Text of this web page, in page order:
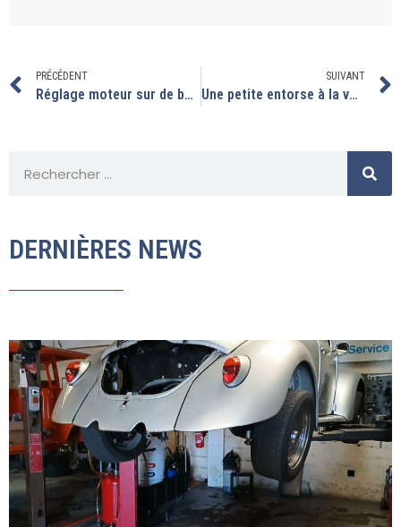
PRÉCÉDENT
Réglage moteur sur de beaux véhicules….
SUIVANT
Une petite entorse à la vw…
DERNIÈRES NEWS